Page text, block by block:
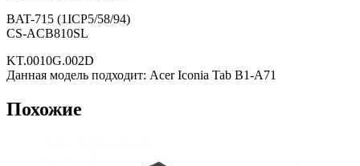
BAT-715 (1ICP5/58/94)
CS-ACB810SL
KT.0010G.002D
Данная модель подходит: Acer Iconia Tab B1-A71
Похожие